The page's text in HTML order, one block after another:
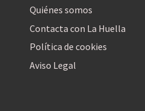
Quiénes somos
Contacta con La Huella
Política de cookies
Aviso Legal